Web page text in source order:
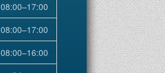
08:00–17:00
08:00–17:00
08:00–16:00